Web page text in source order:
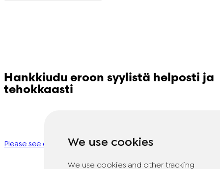
We use cookies
We use cookies and other tracking
Hankkiudu eroon syylistä helposti ja
tehokkaasti
Please see our contact page for more information.